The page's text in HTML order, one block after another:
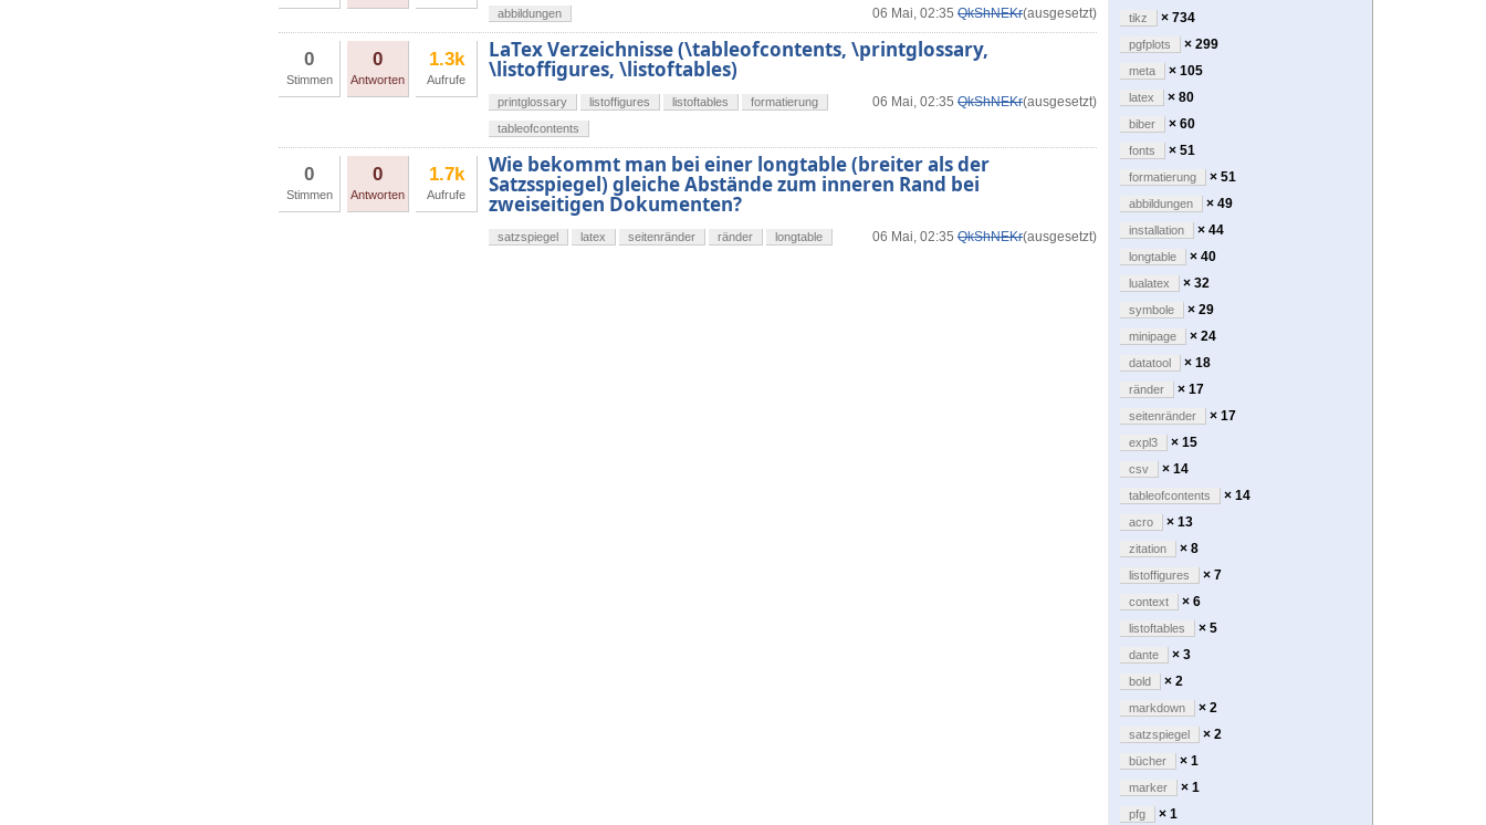
06 Mai, 02:35 QkShNEKr(ausgesetzt)
abbildungen
0
Stimmen
0
Antworten
1.3k
Aufrufe
LaTex Verzeichnisse (\tableofcontents, \printglossary,
\listoffigures, \listoftables)
06 Mai, 02:35 QkShNEKr(ausgesetzt)
printglossary listoffigures listoftables
formatierung
tableofcontents
0
Stimmen
0
Antworten
1.7k
Aufrufe
Wie bekommt man bei einer longtable (breiter als der
Satzsspiegel) gleiche Abstände zum inneren Rand bei
zweiseitigen Dokumenten?
06 Mai, 02:35 QkShNEKr(ausgesetzt)
satzspiegel latex seitenränder ränder longtable
tikz × 734
pgfplots × 299
meta × 105
latex × 80
biber × 60
fonts × 51
formatierung × 51
abbildungen × 49
installation × 44
longtable × 40
lualatex × 32
symbole × 29
minipage × 24
datatool × 18
ränder × 17
seitenränder × 17
expl3 × 15
csv × 14
tableofcontents × 14
acro × 13
zitation × 8
listoffigures × 7
context × 6
listoftables × 5
dante × 3
bold × 2
markdown × 2
satzspiegel × 2
bücher × 1
marker × 1
pfg × 1